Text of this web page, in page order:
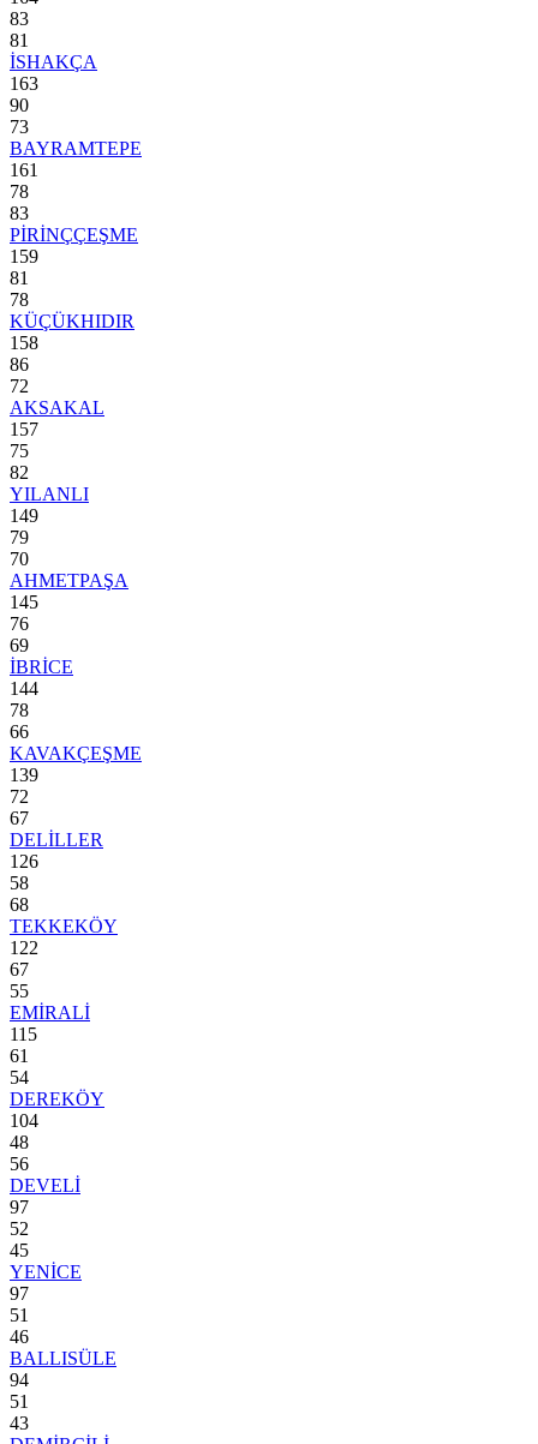
83
81
İSHAKÇA
163
90
73
BAYRAMTEPE
161
78
83
PİRİNÇÇEŞME
159
81
78
KÜÇÜKHIDIR
158
86
72
AKSAKAL
157
75
82
YILANLI
149
79
70
AHMETPAŞA
145
76
69
İBRİCE
144
78
66
KAVAKÇEŞME
139
72
67
DELİLLER
126
58
68
TEKKEKÖY
122
67
55
EMİRALİ
115
61
54
DEREKÖY
104
48
56
DEVELİ
97
52
45
YENİCE
97
51
46
BALLISÜLE
94
51
43